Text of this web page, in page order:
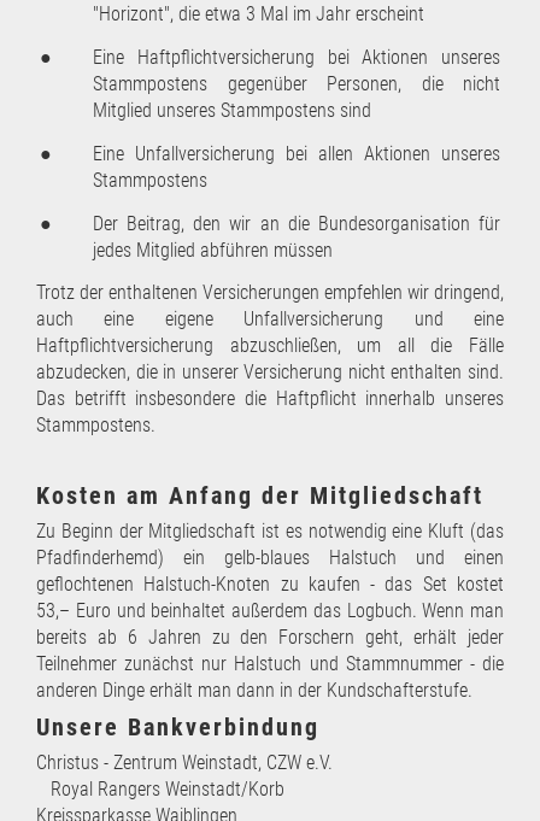
"Horizont", die etwa 3 Mal im Jahr erscheint
●
Eine Haftpflichtversicherung bei Aktionen unseres
Stammpostens gegenüber Personen, die nicht
Mitglied unseres Stammpostens sind
●
Eine Unfallversicherung bei allen Aktionen unseres
Stammpostens
●
Der Beitrag, den wir an die Bundesorganisation für
jedes Mitglied abführen müssen
Trotz der enthaltenen Versicherungen empfehlen wir dringend,
auch eine eigene Unfallversicherung und eine
Haftpflichtversicherung abzuschließen, um all die Fälle
abzudecken, die in unserer Versicherung nicht enthalten sind.
Das betrifft insbesondere die Haftpflicht innerhalb unseres
Stammpostens.
Kosten am Anfang der Mitgliedschaft
Zu Beginn der Mitgliedschaft ist es notwendig eine Kluft (das
Pfadfinderhemd) ein gelb-blaues Halstuch und einen
geflochtenen Halstuch-Knoten zu kaufen - das Set kostet
53,– Euro und beinhaltet außerdem das Logbuch. Wenn man
bereits ab 6 Jahren zu den Forschern geht, erhält jeder
Teilnehmer zunächst nur Halstuch und Stammnummer - die
anderen Dinge erhält man dann in der Kundschafterstufe.
Unsere Bankverbindung
Christus - Zentrum Weinstadt, CZW e.V.
Royal Rangers Weinstadt/Korb
Kreissparkasse Waiblingen